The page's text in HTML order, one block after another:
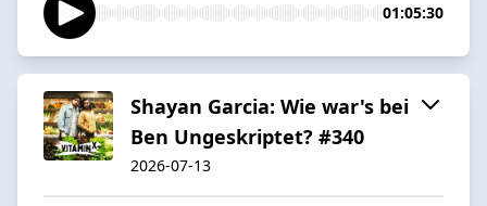
01:05:30
Shayan Garcia: Wie war's bei
Ben Ungeskriptet? #340
2026-07-13